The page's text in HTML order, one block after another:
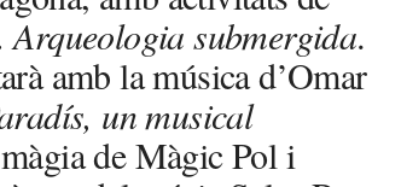
Arqueologia submergida.
amb la música d’Omar
un musical
de Màgic Pol i